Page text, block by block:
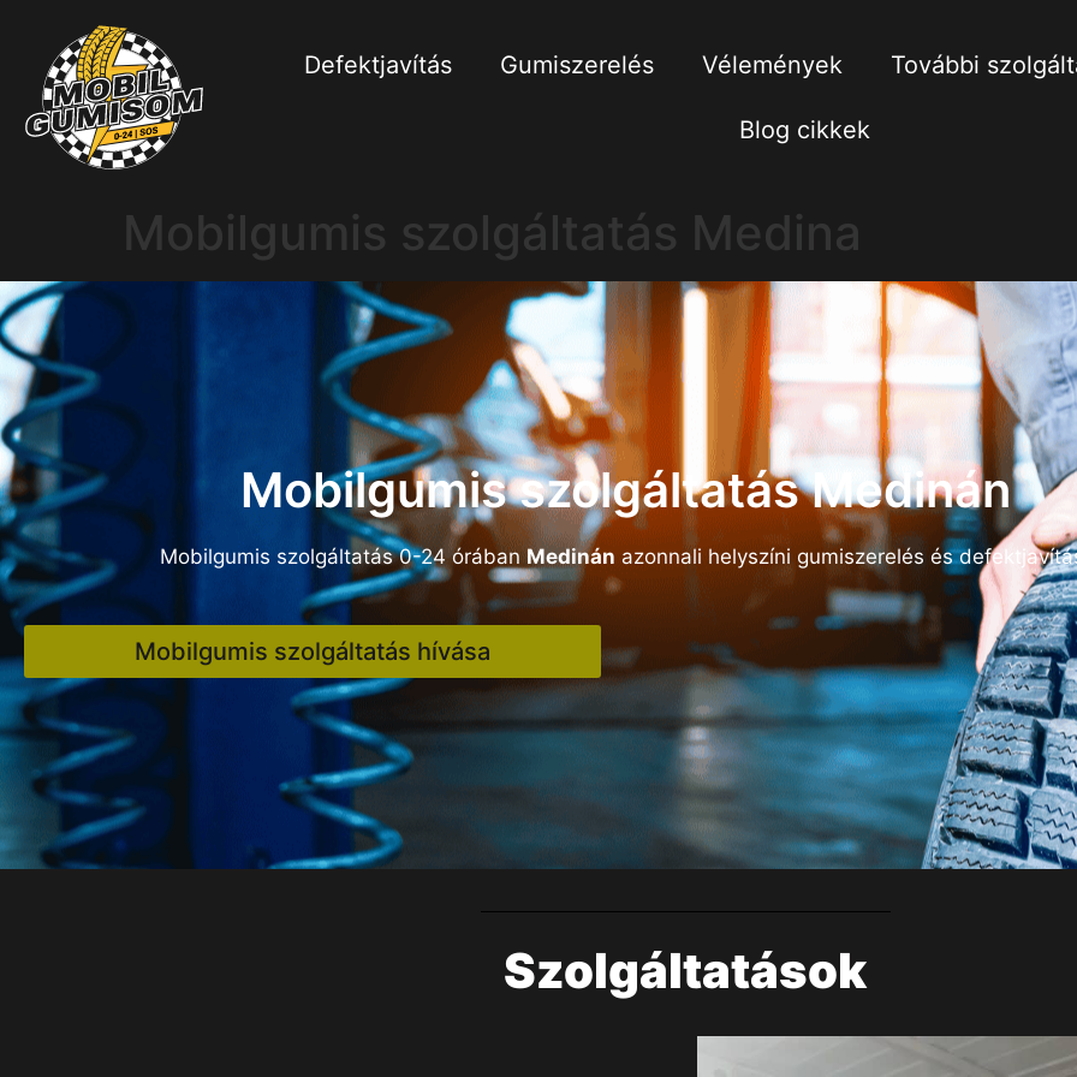
Defektjavítás Gumiszerelés Vélemények További
Blog cikkek
Mobilgumis szolgáltatás Medina
Mobilgumis szolgáltatás Medinán
Mobilgumis szolgáltatás 0-24 órábanMedinán azonnali helyszíni gumiszerelés és
Mobilgumis szolgáltatás hívása
Szolgáltatások